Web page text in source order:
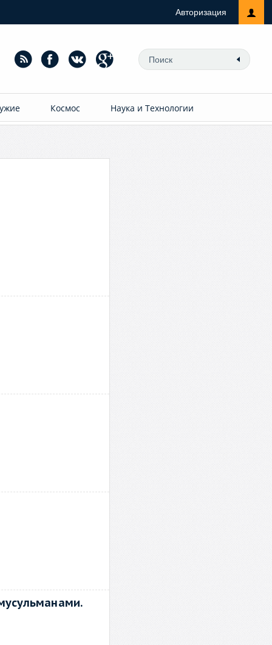
Авторизация
Космос Наука и Технологии